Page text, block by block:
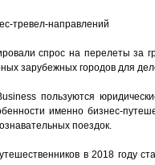
тревел-направлений
спрос на перелеты за
зарубежных городов для
пользуются
именно бизнес-
поездок.
в 2018 году